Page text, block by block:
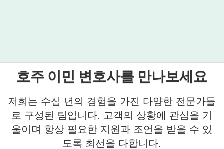
호주 이민 변호사를 만나보세요
저희는 수십 년의 경험을 가진 다양한 전문가들
로 구성된 팀입니다. 고객의 상황에 관심을 기
울이며 항상 필요한 지원과 조언을 받을 수 있
도록 최선을 다합니다.